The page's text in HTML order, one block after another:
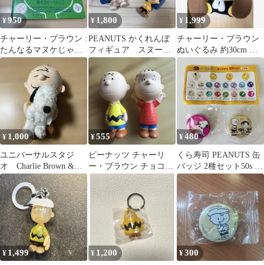
¥950
チャーリー・ブラウン :
たんなるマヌケじゃな
い : チャーリー・ブラ
ウン大百科
¥ 1,800
PEANUTS かくれんぼ
フィギュア スヌーピ
ー ガチャガチャ ま
とめ売り
¥ 1,999
チャーリー・ブラウン
ぬいぐるみ 約30cm ス
ヌーピー USJ 非売品 ユ
ニバ
¥ 1,000
ユニバーサルスタジ
オ Charlie Brown &
Snoopy ぬいぐるみ
¥555
ピーナッツ チャーリ
ー・ブラウン チョコエ
ッグおまけ
¥480
くら寿司 PEANUTS 缶
バッジ 2種セット50s チ
ャーリー・ブラウン
¥1,499 ¥ 1,200 ¥300